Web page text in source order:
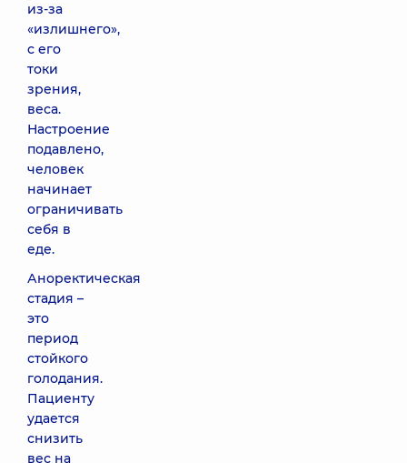
из-за
«излишнего»,
с его
токи
зрения,
веса.
Настроение
подавлено,
человек
начинает
ограничивать
себя в
еде.
Аноректическая
стадия –
это
период
стойкого
голодания.
Пациенту
удается
снизить
вес на